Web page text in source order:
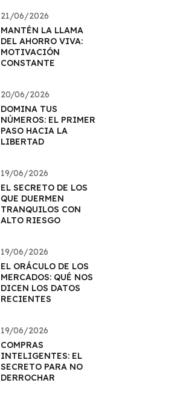
21/06/2026
MANTÉN LA LLAMA
DEL AHORRO VIVA:
MOTIVACIÓN
CONSTANTE
20/06/2026
DOMINA TUS
NÚMEROS: EL PRIMER
PASO HACIA LA
LIBERTAD
19/06/2026
EL SECRETO DE LOS
QUE DUERMEN
TRANQUILOS CON
ALTO RIESGO
19/06/2026
EL ORÁCULO DE LOS
MERCADOS: QUÉ NOS
DICEN LOS DATOS
RECIENTES
19/06/2026
COMPRAS
INTELIGENTES: EL
SECRETO PARA NO
DERROCHAR